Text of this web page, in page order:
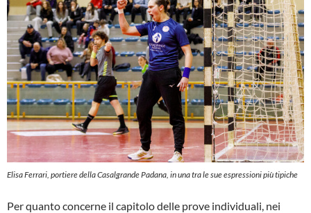
Elisa Ferrari, portiere della Casalgrande Padana, in una tra le sue espressioni più tipiche
Per quanto concerne il capitolo delle prove individuali, nei